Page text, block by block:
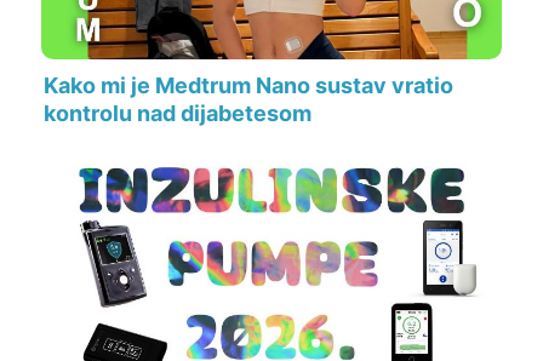
Kako mi je Medtrum Nano sustav vratio
kontrolu nad dijabetesom